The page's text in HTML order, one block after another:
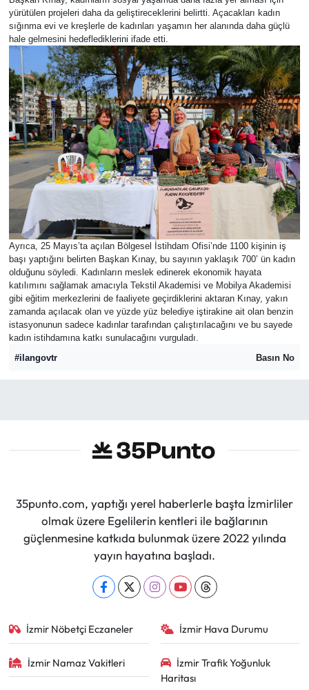
yürütülen projeleri daha da geliştireceklerini belirtti. Açacakları kadın
sığınma evi ve kreşlerle de kadınları yaşamın her alanında daha güçlü
hale gelmesini hedeflediklerini ifade etti.
Ayrıca, 25 Mayıs’ta açılan Bölgesel İstihdam Ofisi’nde 1100 kişinin iş
başı yaptığını belirten Başkan Kınay, bu sayının yaklaşık 700’ ün kadın
olduğunu söyledi. Kadınların meslek edinerek ekonomik hayata
katılımını sağlamak amacıyla Tekstil Akademisi ve Mobilya Akademisi
gibi eğitim merkezlerini de faaliyete geçirdiklerini aktaran Kınay, yakın
zamanda açılacak olan ve yüzde yüz belediye iştirakine ait olan benzin
istasyonunun sadece kadınlar tarafından çalıştırılacağını ve bu sayede
kadın istihdamına katkı sunulacağını vurguladı.
#ilangovtr
Basın No
35punto.com, yaptığı yerel haberlerle başta İzmirliler
olmak üzere Egelilerin kentleri ile bağlarının
güçlenmesine katkıda bulunmak üzere 2022 yılında
yayın hayatına başladı.
İzmir Nöbetçi Eczaneler İzmir Hava Durumu
İzmir Namaz Vakitleri
İzmir Trafik Yoğunluk
Haritası